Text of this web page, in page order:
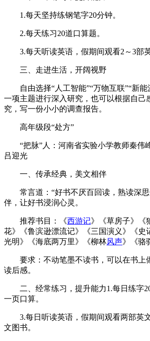
1.每天坚持练钢笔字20分钟。
2.每天练习20道口算题。
3.每天听读英语，假期间观看2～3部英
三、走进生活，开阔视野
自由选择“人工智能”“万物互联”“新能
一项主题进行深入研究，也可以根据自己
究，写一份小小的调查报告。
高年级段“处方”
“把脉”人：河南省实验小学教师秦伟峰
吕迎光
一、传承经典，美文相伴
常言道：“好书不厌百回读，熟读深思
伴，让好书浸润心灵。
推荐书目：《西游记》《草房子》《
花》《鲁滨逊漂流记》《三国演义》《史
光明》《海底两万里》《柳林风声》《
要求：不动笔墨不读书，可以在书上
读后感。
二、经常练习，提升能力1.每日练字
一页口算。
3.每日听读英语，假期间观看两部英
文图书。